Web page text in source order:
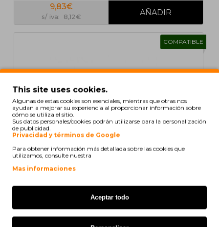
9,83€
s/ iva: 8,12€
COMPATIBLE
Cartucho de Toner Compatible Epson S050212 Cyan
This site uses cookies.
Algunas de estas cookies son esenciales, mientras que otras nos
ayudan a mejorar su experiencia al proporcionar información sobre
cómo se utiliza el sitio.
Sus datos personales/cookies podrán utilizarse para la personalización
de publicidad.
Privacidad y términos de Google
Para obtener información más detallada sobre las cookies que
utilizamos, consulte nuestra
Mas informaciones
Aceptar todo